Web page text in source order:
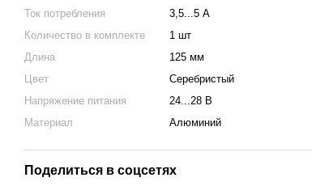
Ток потребления
3,5...5 А
Количество в комплекте
1 шт
Длина
125 мм
Цвет
Серебристый
Напряжение питания
24...28 В
Материал
Алюминий
Поделиться в соцсетях